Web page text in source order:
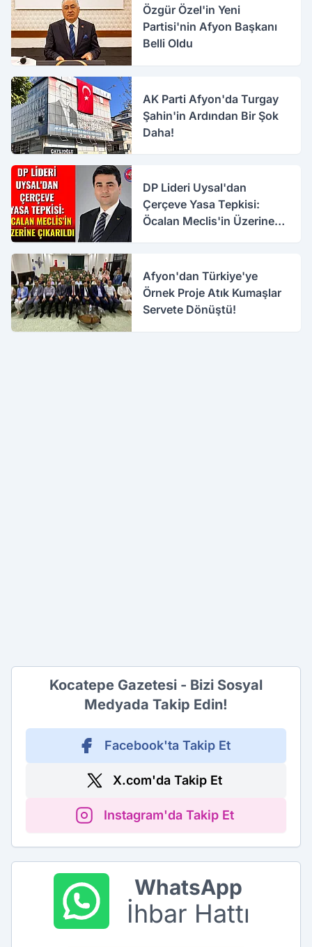
Özgür Özel'in Yeni
Partisi'nin Afyon Başkanı
Belli Oldu
AK Parti Afyon'da Turgay
Şahin'in Ardından Bir Şok
Daha!
DP Lideri Uysal'dan
Çerçeve Yasa Tepkisi:
Öcalan Meclis'in Üzerine
Afyon'dan Türkiye'ye
Örnek Proje Atık Kumaşlar
Servete Dönüştü!
Kocatepe Gazetesi - Bizi Sosyal
Medyada Takip Edin!
Facebook'ta Takip Et
X.com'da Takip Et
Instagram'da Takip Et
WhatsApp
İhbar Hattı